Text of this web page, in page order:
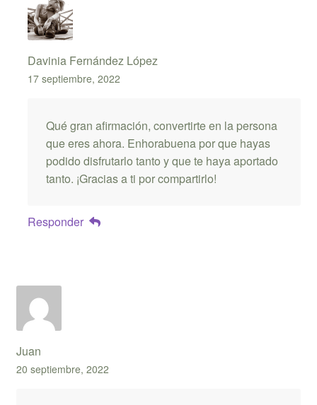
Davinia Fernández López
17 septiembre, 2022
Qué gran afirmación, convertirte en la persona
que eres ahora. Enhorabuena por que hayas
podido disfrutarlo tanto y que te haya aportado
tanto. ¡Gracias a ti por compartirlo!
Responder
Juan
20 septiembre, 2022